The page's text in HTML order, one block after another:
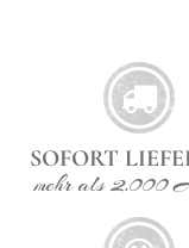
nicht einfach
Designobjekt,
stilvolles
(H/B/T),
Rückenkissen):
SOFORT
mehr als 2.000